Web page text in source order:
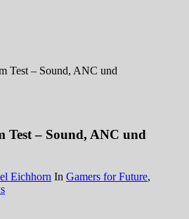
Test – Sound, ANC und
Test – Sound, ANC und
Eichhorn In Gamers for Future,